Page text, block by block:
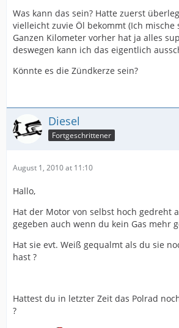
Was kann das sein? Hatte zuerst
vielleicht zuvie Öl bekommt (Ich mische
Ganzen Kilometer vorher hat ja alles
deswegen kann ich das eigentlich
Könnte es die Zündkerze sein?
Diesel
Fortgeschrittener
August 1, 2010 at 11:10
Hallo,
Hat der Motor von selbst hoch gedreht
gegeben auch wenn du kein Gas mehr
Hat sie evt. Weiß gequalmt als du sie
hast ?
Hattest du in letzter Zeit das Polrad
?